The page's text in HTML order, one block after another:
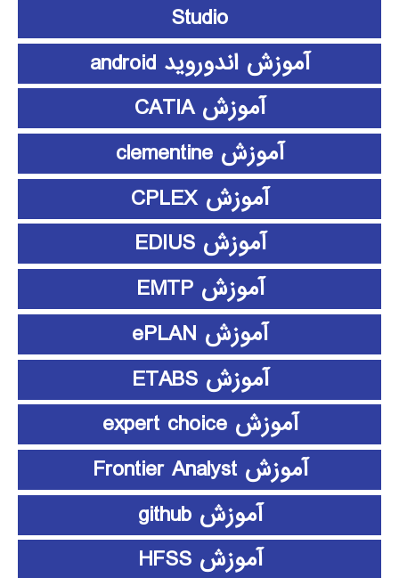
Studio
آموزش اندوروید android
آموزش CATIA
آموزش clementine
آموزش CPLEX
آموزش EDIUS
آموزش EMTP
آموزش ePLAN
آموزش ETABS
آموزش expert choice
آموزش Frontier Analyst
آموزش github
آموزش HFSS